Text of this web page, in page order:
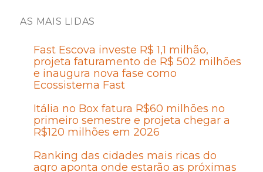
AS MAIS LIDAS
Fast Escova investe R$ 1,1 milhão,
projeta faturamento de R$ 502 milhões
e inaugura nova fase como
Ecossistema Fast
Itália no Box fatura R$60 milhões no
primeiro semestre e projeta chegar a
R$120 milhões em 2026
Ranking das cidades mais ricas do
agro aponta onde estarão as próximas